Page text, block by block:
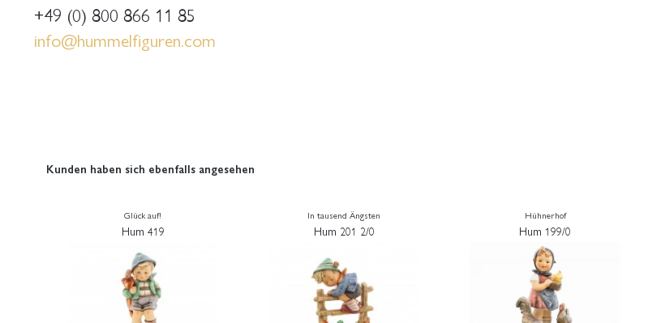
+49 (0) 800 866 11 85
info@hummelfiguren.com
Kunden haben sich ebenfalls angesehen
Glück auf!
Hum 419
In tausend Ängsten
Hum 201 2/0
Hühnerhof
Hum 199/0